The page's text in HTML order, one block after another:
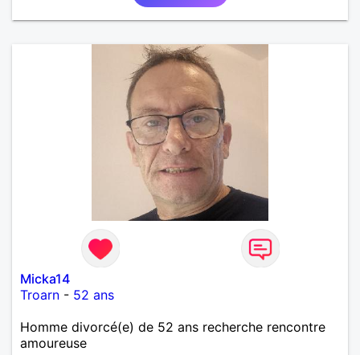
Micka14
Troarn - 52 ans
Homme divorcé(e) de 52 ans recherche rencontre
amoureuse